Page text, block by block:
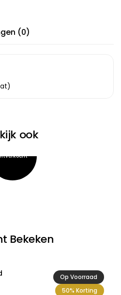
(0)
ook
Bekeken
Op Voorraad
50% Korting